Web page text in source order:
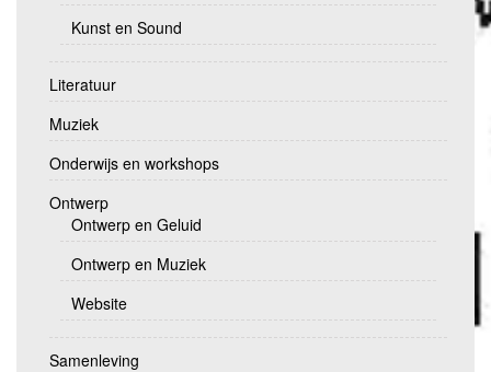
Kunst en Sound
Literatuur
Muziek
Onderwijs en workshops
Ontwerp
Ontwerp en Geluid
Ontwerp en Muziek
Website
Samenleving